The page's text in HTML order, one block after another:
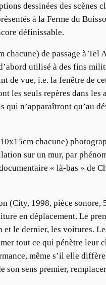
dessinées des scènes
à la Ferme du
définissable.
de passage à Tel
utilisé à des fins
vue, i.e. la fenêtre de
les seuls repères dans les
n’apparaîtront qu’au
chacune)
sur un mur, par
« là-bas » de
(City, 1998, pièce
en déplacement. Le
et le dernier, les voitures.
tout ce qui pénètre leur
même s’il elle
sens premier,